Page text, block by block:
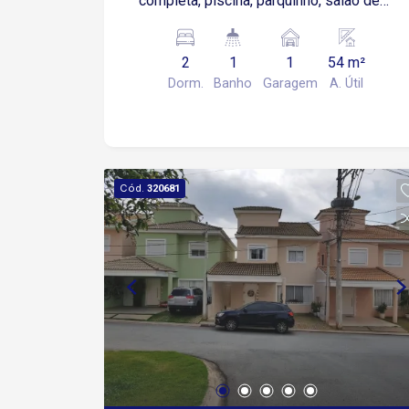
churrasqueira.
2
Dorm.
1
Banho
1
Garagem
54 m²
A. Útil
Cód. 320681